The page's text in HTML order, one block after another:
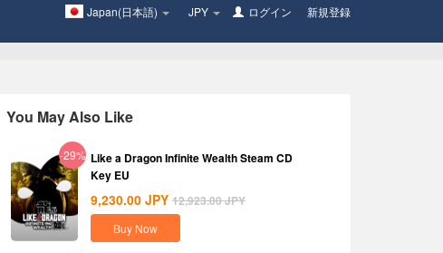
Japan(日本語) JPY ログイン 新規登録
You May Also Like
-29% Like a Dragon Infinite Wealth Steam CD
Key EU
9,230.00 JPY 12,923.00JPY
Buy Now